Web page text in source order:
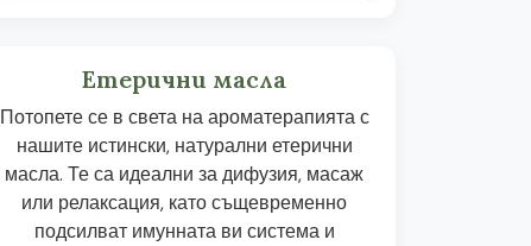
Етерични масла
Потопете се в света на ароматерапията с
нашите истински, натурални етерични
масла. Те са идеални за дифузия, масаж
или релаксация, като същевременно
подсилват имунната ви система и